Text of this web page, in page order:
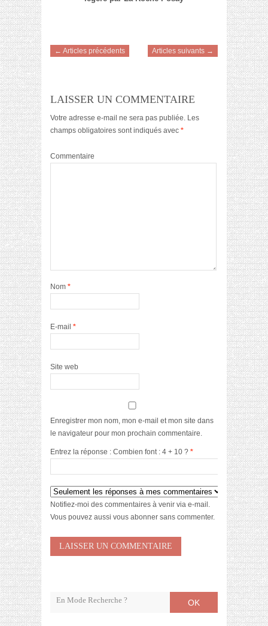
← Articles précédents Articles suivants →
LAISSER UN COMMENTAIRE
Votre adresse e-mail ne sera pas publiée. Les
champs obligatoires sont indiqués avec *
Commentaire
Nom *
E-mail *
Site web
Enregistrer mon nom, mon e-mail et mon site dans
le navigateur pour mon prochain commentaire.
Entrez la réponse : Combien font : 4 + 10 ? *
Notifiez-moi des commentaires à venir via e-mail.
Vous pouvez aussi vous abonner sans commenter.
OK